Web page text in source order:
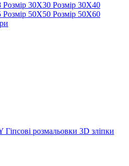
Розмір 30Х30 Розмір 30Х40
Розмір 50Х50 Розмір 50Х60
Гіпсові розмальовки 3D зліпки